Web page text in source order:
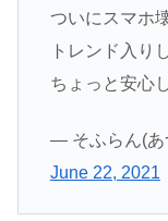
ついにスマホ
トレンド入り
ちょっと安心
— そふらん(あ
June 22, 2021